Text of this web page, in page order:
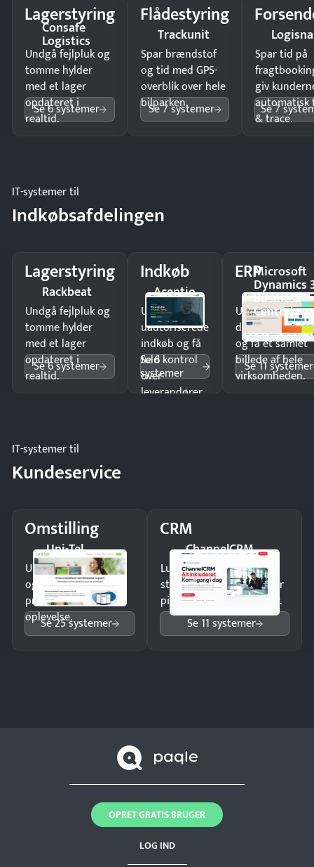
Lagerstyring
Consafe
Logistics
Undgå fejlpluk og
tomme hylder
med et lager
opdateret i
realtid.
Se 6 systemer
Flådestyring
Trackunit
Spar brændstof
og tid med GPS-
overblik over hele
bilparken.
Se 7 systemer
Spar tid på
giv
automatisk
& trace.
Se 7
IT-systemer til
Indkøbsafdelingen
Lagerstyring
Rackbeat
Undgå fejlpluk og
tomme hylder
med et lager
opdateret i
realtid.
Se 6 systemer
Indkøb
Acentio
Undgå
uautoriserede
indkøb og få
fuld kontrol
over
leverandører
Se 6
systemer
ERPMicrosoft
Dynamics
Business
Central
Undgå
og få ét samlet
billede af hele
virksomheden.
Se 11 systemer
IT-systemer til
Kundeservice
Omstilling
Uni-Tel
Undgå tabte opkald
og giv kunderne en
professionel
oplevelse.
Se 25 systemer
CRM
ChannelCRM
Luk flere salg med et
struktureret overblik over
pipeline og opfølgninger.
Se 11 systemer
LOG IND
OPRET GRATIS BRUGER